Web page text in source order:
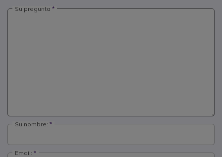
Su pregunta
Su nombre:
Email: